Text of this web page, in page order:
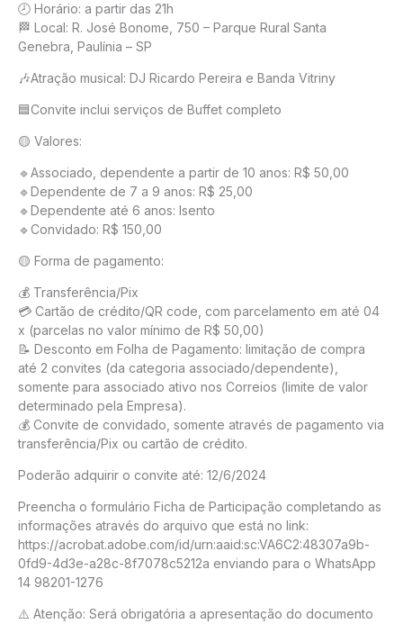
🕗 Horário: a partir das 21h
🏁 Local: R. José Bonome, 750 – Parque Rural Santa
Genebra, Paulínia – SP
🎶Atração musical: DJ Ricardo Pereira e Banda Vitriny
🟦Convite inclui serviços de Buffet completo
🟡 Valores:
🔹Associado, dependente a partir de 10 anos: R$ 50,00
🔹Dependente de 7 a 9 anos: R$ 25,00
🔹Dependente até 6 anos: Isento
🔹Convidado: R$ 150,00
🟡 Forma de pagamento:
💰 Transferência/Pix
💳 Cartão de crédito/QR code, com parcelamento em até 04
x (parcelas no valor mínimo de R$ 50,00)
📝 Desconto em Folha de Pagamento: limitação de compra
até 2 convites (da categoria associado/dependente),
somente para associado ativo nos Correios (limite de valor
determinado pela Empresa).
💰 Convite de convidado, somente através de pagamento via
transferência/Pix ou cartão de crédito.
Poderão adquirir o convite até: 12/6/2024
Preencha o formulário Ficha de Participação completando as
informações através do arquivo que está no link:
https://acrobat.adobe.com/id/urn:aaid:sc:VA6C2:48307a9b-
0fd9-4d3e-a28c-8f7078c5212a enviando para o WhatsApp
14 98201-1276
⚠️ Atenção: Será obrigatória a apresentação do documento